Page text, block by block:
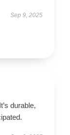
Sep 9, 2025
durable,